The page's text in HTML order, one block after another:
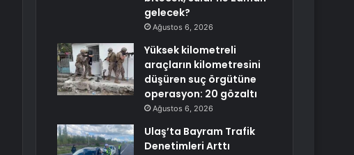
gelecek?
Ağustos 6, 2026
Yüksek kilometreli
araçların kilometresini
düşüren suç örgütüne
operasyon: 20 gözaltı
Ağustos 6, 2026
Ulaş’ta Bayram Trafik
Denetimleri Arttı